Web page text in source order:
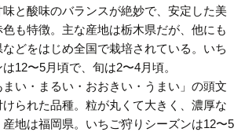
味と酸味のバランスが絶妙で、安定した美
も特徴。主な産地は栃木県だが、他にも
どをはじめ全国で栽培されている。いち
12〜5月頃で、旬は2〜4月頃。
まい・まるい・おおきい・うまい」の頭文
られた品種。粒が丸くて大きく、濃厚な
地は福岡県。いちご狩りシーズンは12〜5